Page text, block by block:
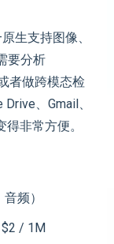
生支持图像、
要分析
者做跨模态检
、Gmail、
非常方便。
频）
/ 1M